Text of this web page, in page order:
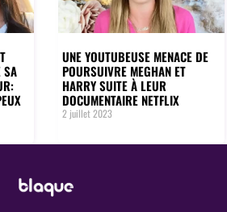
SA
UNE YOUTUBEUSE MENACE DE
POURSUIVRE MEGHAN ET
HARRY SUITE À LEUR
DOCUMENTAIRE NETFLIX
2 juillet 2023